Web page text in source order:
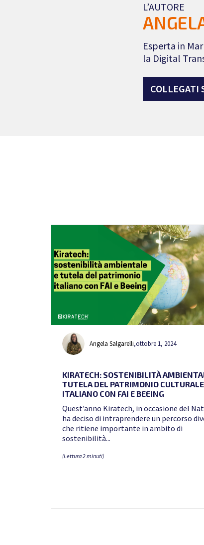
L’AUTORE
Esperta in
la Digital
COLLEGATI
Angela Salgarelli,ottobre 1, 2024
KIRATECH: SOSTENIBILITÀ
TUTELA DEL PATRIMONIO CULTURALE
ITALIANO CON FAI E BEEING
Quest’anno Kiratech, in occasione del
ha deciso di intraprendere un percorso
che ritiene importante in ambito di
sostenibilità...
(Lettura 2 minuti)